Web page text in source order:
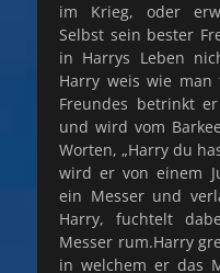
im Krieg, oder
Selbst sein bester
in Harrys Leben
Harry weis wie man
Freundes betrinkt
und wird vom
Worten, „Harry du
wird er von einem
ein Messer und
Harry, fuchtelt
Messer rum.Harry
in welchem er das